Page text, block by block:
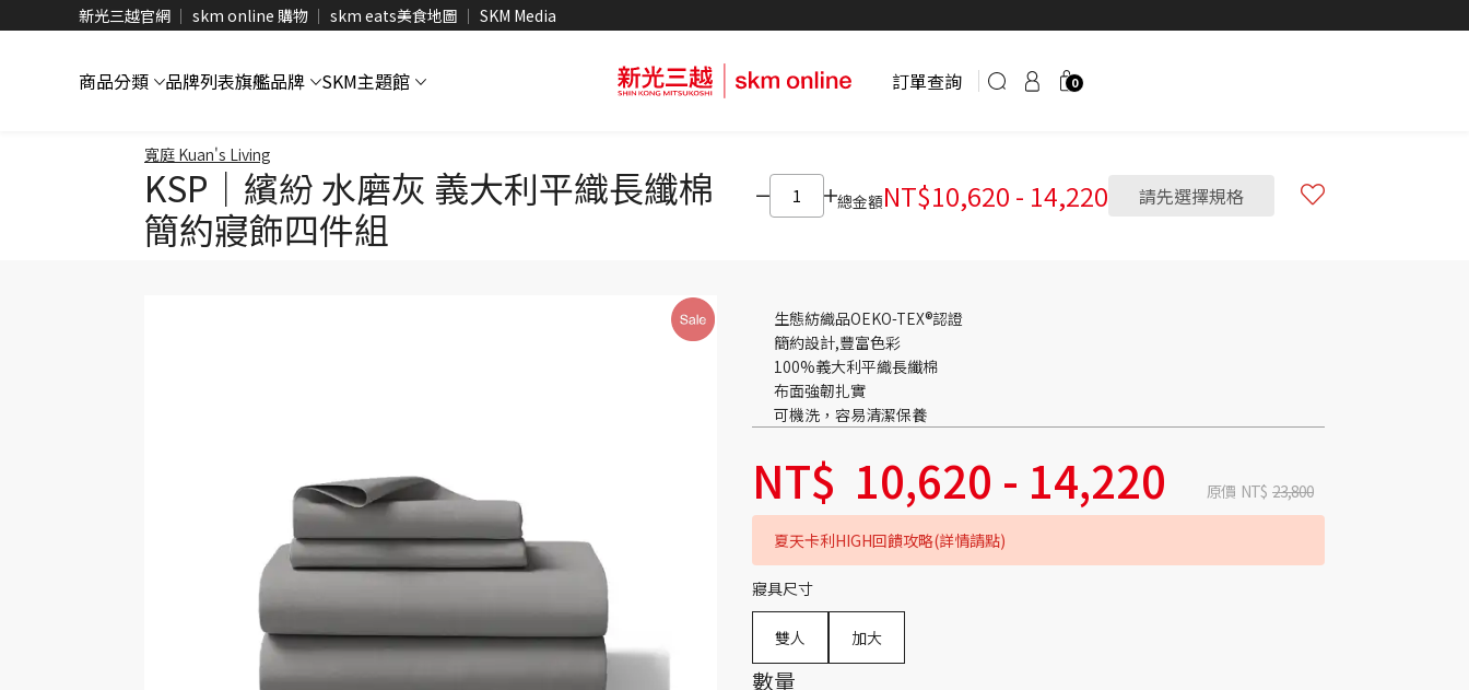
新光三越官網 skm online 購物 skm eats美食地圖 SKM Media
商品分類 品牌列表旗艦品牌 SKM主題館 訂單查詢 0
寬庭 Kuan's Living
KSP｜繽紛 水磨灰 義大利平織長纖棉
簡約寢飾四件組
總金額NT$10,620 - 14,220 請先選擇規格
生態紡織品OEKO-TEX®認證
簡約設計,豐富色彩
100%義大利平織長纖棉
布面強韌扎實
可機洗，容易清潔保養
NT$ 10,620 - 14,220 原價 NT$ 23,800
夏天卡利HIGH回饋攻略(詳情請點)
寢具尺寸
雙人 加大
數量